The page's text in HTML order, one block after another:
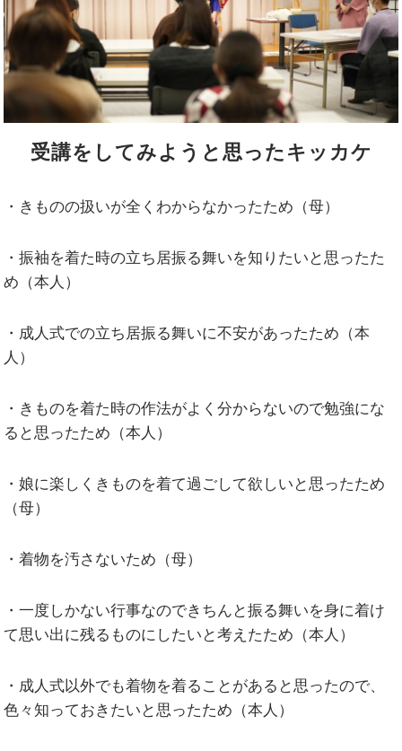
受講をしてみようと思ったキッカケ
・きものの扱いが全くわからなかったため（母）
・振袖を着た時の立ち居振る舞いを知りたいと思ったた
め（本人）
・成人式での立ち居振る舞いに不安があったため（本
人）
・きものを着た時の作法がよく分からないので勉強にな
ると思ったため（本人）
・娘に楽しくきものを着て過ごして欲しいと思ったため
（母）
・着物を汚さないため（母）
・一度しかない行事なのできちんと振る舞いを身に着け
て思い出に残るものにしたいと考えたため（本人）
・成人式以外でも着物を着ることがあると思ったので、
色々知っておきたいと思ったため（本人）